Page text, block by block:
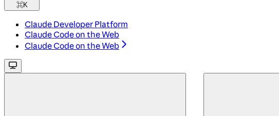
⌘K
Claude Developer Platform
Claude Code on the Web
Claude Code on the Web